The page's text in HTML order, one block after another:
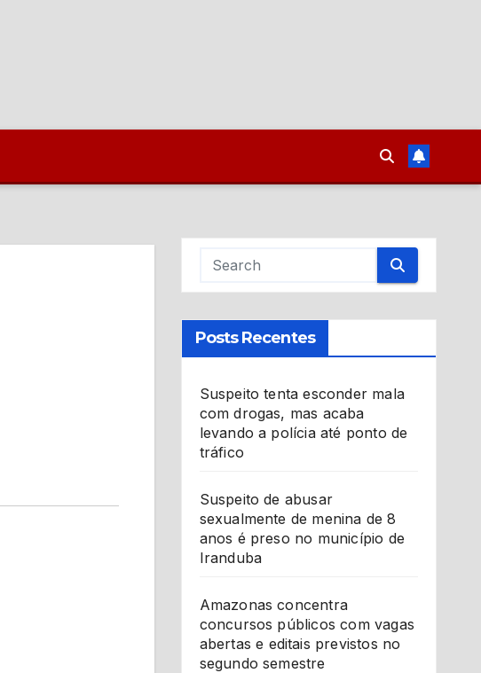
Posts Recentes
Suspeito tenta esconder mala
com drogas, mas acaba
levando a polícia até ponto de
tráfico
Suspeito de abusar
sexualmente de menina de 8
anos é preso no município de
Iranduba
Amazonas concentra
concursos públicos com vagas
abertas e editais previstos no
segundo semestre